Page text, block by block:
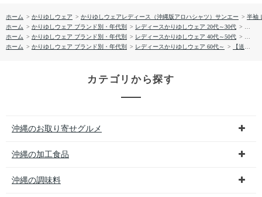
ホーム > かりゆしウェア > かりゆしウェアレディース（沖縄版アロハシャツ）サンエー > 半袖
ホーム > かりゆしウェア ブランド別・年代別 > レディースかりゆしウェア 20代～30代
ホーム > かりゆしウェア ブランド別・年代別 > レディースかりゆしウェア 40代～50代
ホーム > かりゆしウェア ブランド別・年代別 > レディースかりゆしウェア 60代～ > 【送料無料】プリズムアイリス柄 かりゆしウェア GEL22013S L
カテゴリから探す
沖縄のお取り寄せグルメ
沖縄の加工食品
沖縄の調味料